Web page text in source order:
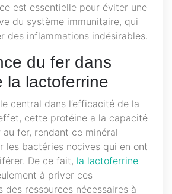
est essentielle pour éviter une
du système immunitaire, qui
des inflammations indésirables.
du fer dans
la lactoferrine
central dans l’efficacité de la
cette protéine a la capacité
fer, rendant ce minéral
les bactéries nocives qui en ont
De ce fait, la lactoferrine
à priver ces
des ressources nécessaires à